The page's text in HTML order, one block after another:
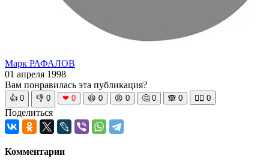
Марк РАФАЛОВ
01 апреля 1998
Вам понравилась эта публикация?
👍 0 👎 0 ❤ 0 😆 0 😡 0 🤔 0 🙈 0 🧘‍♀️ 0
Поделиться
Комментарии